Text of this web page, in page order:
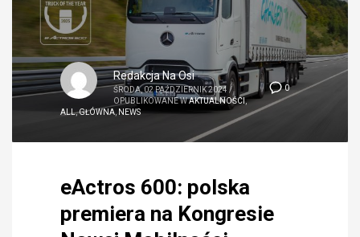
0
Redakcja Na Osi
ŚRODA, 02 PAŹDZIERNIK 2024 /
OPUBLIKOWANE WAKTUALNOŚCI,
ALL,GŁÓWNA NEWS
eActros 600: polska
premiera na Kongresie